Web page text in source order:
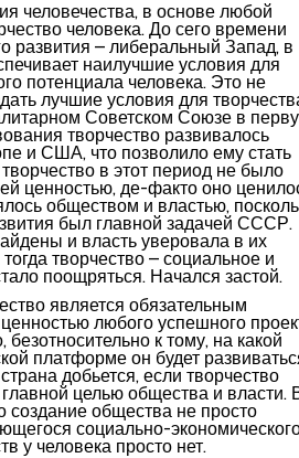
человечества, в основе любой
человека. До сего времени
развития – либеральный Запад, в
наилучшие условия для
потенциала человека. Это не
лучшие условия для
Советском Союзе в
творчество развивалось
и США, что позволило ему стать
в этот период не было
ценностью, де-факто оно
обществом и властью,
был главной задачей СССР.
и власть уверовала в их
творчество – социальное и
поощряться. Начался застой.
является обязательным
любого успешного
безотносительно к тому, на какой
платформе он будет
добьется, если творчество
целью общества и власти.
создание общества не просто
социально-
у человека просто нет.